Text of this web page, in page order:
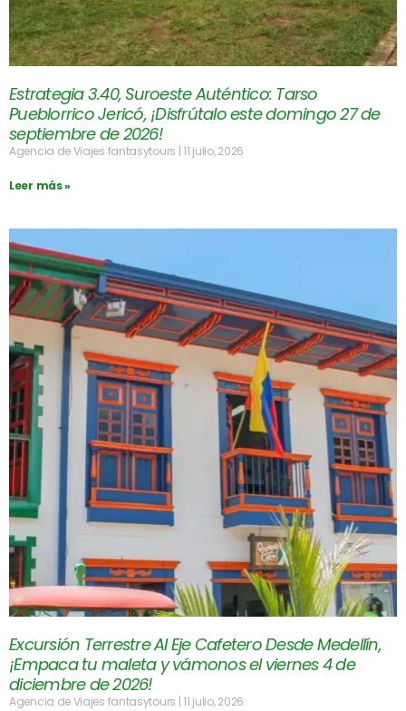
Estrategia 3.40, Suroeste Auténtico: Tarso
Pueblorrico Jericó, ¡Disfrútalo este domingo 27 de
septiembre de 2026!
Agencia de Viajes fantasytours 11 julio, 2026
Leer más »
Excursión Terrestre Al Eje Cafetero Desde Medellín,
¡Empaca tu maleta y vámonos el viernes 4 de
diciembre de 2026!
Agencia de Viajes fantasytours 11 julio, 2026